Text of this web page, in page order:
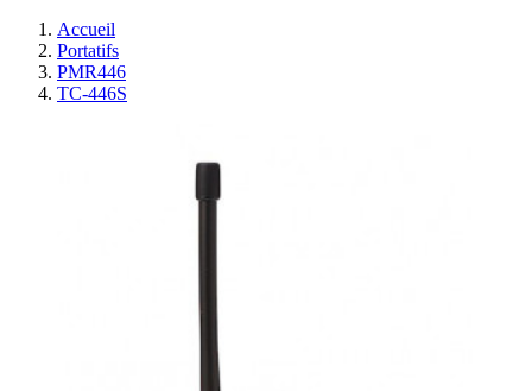
Accueil
Portatifs
PMR446
TC-446S